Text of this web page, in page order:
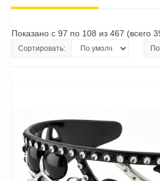
Показано с 97 по 108 из 467 (всего
Сортировать: